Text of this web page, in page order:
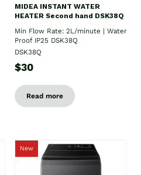
MIDEA INSTANT WATER
HEATER Second hand DSK38Q
Min Flow Rate: 2L/minute | Water
Proof IP25 DSK38Q
DSK38Q
$30
Read more
New